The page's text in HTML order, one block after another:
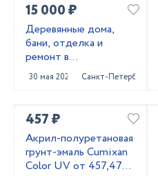
15 000 ₽
Деревянные дома,
бани, отделка и
ремонт в
Приозерском и
Выборгском районах
30 мая 2025 Санкт-Петербург
457 ₽
Акрил-полуретановая
грунт-эмаль Cumixan
Color UV от 457,47